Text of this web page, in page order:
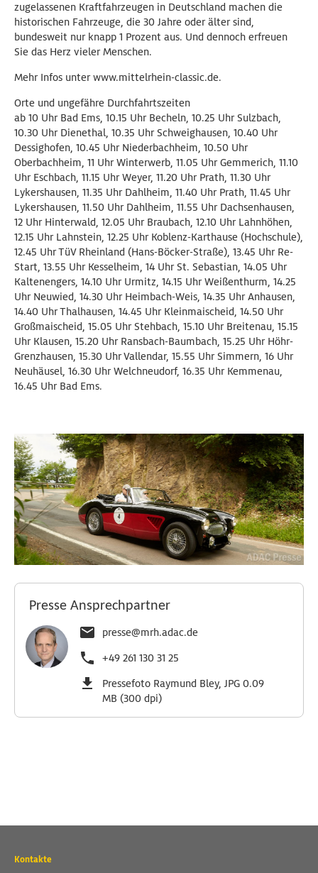
zugelassenen Kraftfahrzeugen in Deutschland machen die
historischen Fahrzeuge, die 30 Jahre oder älter sind,
bundesweit nur knapp 1 Prozent aus. Und dennoch erfreuen
Sie das Herz vieler Menschen.
Mehr Infos unter www.mittelrhein-classic.de.
Orte und ungefähre Durchfahrtszeiten
ab 10 Uhr Bad Ems, 10.15 Uhr Becheln, 10.25 Uhr Sulzbach,
10.30 Uhr Dienethal, 10.35 Uhr Schweighausen, 10.40 Uhr
Dessighofen, 10.45 Uhr Niederbachheim, 10.50 Uhr
Oberbachheim, 11 Uhr Winterwerb, 11.05 Uhr Gemmerich, 11.10
Uhr Eschbach, 11.15 Uhr Weyer, 11.20 Uhr Prath, 11.30 Uhr
Lykershausen, 11.35 Uhr Dahlheim, 11.40 Uhr Prath, 11.45 Uhr
Lykershausen, 11.50 Uhr Dahlheim, 11.55 Uhr Dachsenhausen,
12 Uhr Hinterwald, 12.05 Uhr Braubach, 12.10 Uhr Lahnhöhen,
12.15 Uhr Lahnstein, 12.25 Uhr Koblenz-Karthause (Hochschule),
12.45 Uhr TüV Rheinland (Hans-Böcker-Straße), 13.45 Uhr Re-
Start, 13.55 Uhr Kesselheim, 14 Uhr St. Sebastian, 14.05 Uhr
Kaltenengers, 14.10 Uhr Urmitz, 14.15 Uhr Weißenthurm, 14.25
Uhr Neuwied, 14.30 Uhr Heimbach-Weis, 14.35 Uhr Anhausen,
14.40 Uhr Thalhausen, 14.45 Uhr Kleinmaischeid, 14.50 Uhr
Großmaischeid, 15.05 Uhr Stehbach, 15.10 Uhr Breitenau, 15.15
Uhr Klausen, 15.20 Uhr Ransbach-Baumbach, 15.25 Uhr Höhr-
Grenzhausen, 15.30 Uhr Vallendar, 15.55 Uhr Simmern, 16 Uhr
Neuhäusel, 16.30 Uhr Welchneudorf, 16.35 Uhr Kemmenau,
16.45 Uhr Bad Ems.
Presse Ansprechpartner
presse@mrh.adac.de
+49 261 130 31 25
Pressefoto Raymund Bley, JPG 0.09
MB (300 dpi)
Wichtige
Kontakte